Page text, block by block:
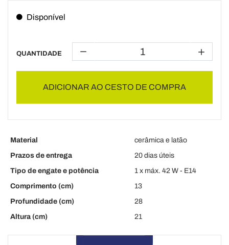
Disponível
QUANTIDADE
ADICIONAR AO CESTO DE COMPRA
Material
cerâmica e latão
Prazos de entrega
20 dias úteis
Tipo de engate e potência
1 x máx. 42 W - E14
Comprimento (cm)
13
Profundidade (cm)
28
Altura (cm)
21